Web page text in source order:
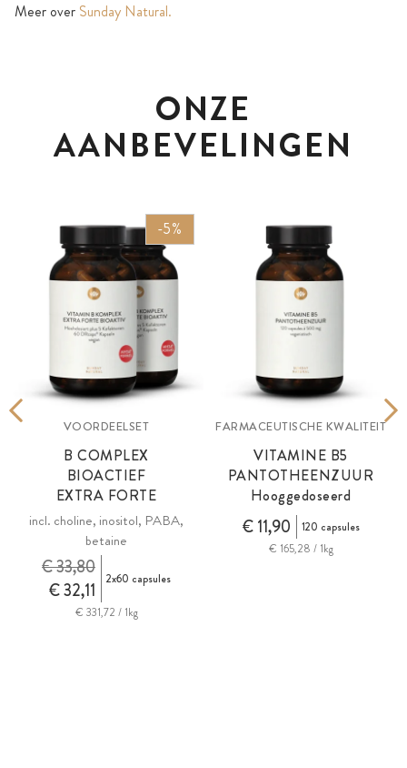
Meer over Sunday Natural.
ONZE
AANBEVELINGEN
-5%
VOORDEELSET
B COMPLEX
BIOACTIEF
EXTRA FORTE
incl. choline, inositol, PABA,
betaine
€ 32,11
€ 33,80 2x60 capsules
€ 331,72 / 1kg
FARMACEUTISCHE KWALITEIT
VITAMINE B5
PANTOTHEENZUUR
Hooggedoseerd
€ 11,90
120 capsules
€ 165,28 / 1kg